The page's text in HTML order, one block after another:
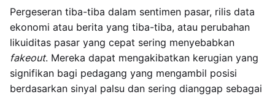
Pergeseran tiba-tiba dalam sentimen pasar, rilis data
ekonomi atau berita yang tiba-tiba, atau perubahan
likuiditas pasar yang cepat sering menyebabkan
fakeout. Mereka dapat mengakibatkan kerugian yang
signifikan bagi pedagang yang mengambil posisi
berdasarkan sinyal palsu dan sering dianggap sebagai